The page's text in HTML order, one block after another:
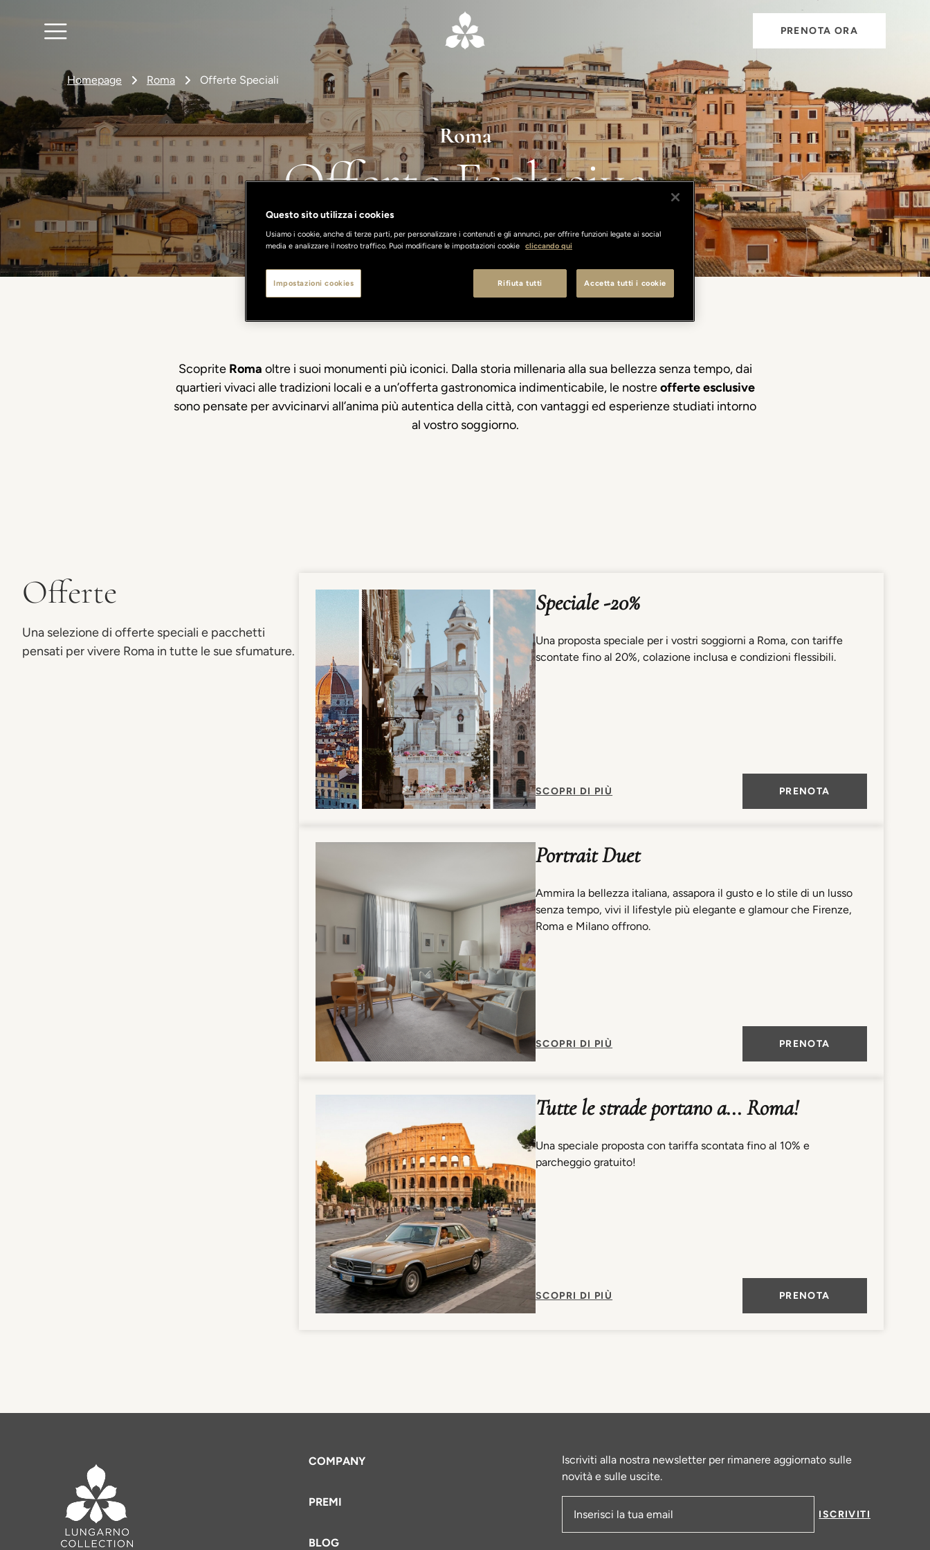
PRENOTA ORA
Homepage Roma Offerte Speciali
Roma
Offerte Esclusive
Scoprite Roma oltre i suoi monumenti più iconici. Dalla storia millenaria alla sua bellezza senza tempo, dai
quartieri vivaci alle tradizioni locali e a un’offerta gastronomica indimenticabile, le nostreofferte esclusive
sono pensate per avvicinarvi all’anima più autentica della città, con vantaggi ed esperienze studiati intorno
al vostro soggiorno.
Offerte
Una selezione di offerte speciali e pacchetti
pensati per vivere Roma in tutte le sue sfumature.
Speciale -20%
Una proposta speciale per i vostri soggiorni a Roma, con tariffe
scontate fino al 20%, colazione inclusa e condizioni flessibili.
SCOPRI DI PIÙ PRENOTA
Portrait Duet
Ammira la bellezza italiana, assapora il gusto e lo stile di un lusso
senza tempo, vivi il lifestyle più elegante e glamour che Firenze,
Roma e Milano offrono.
SCOPRI DI PIÙ PRENOTA
Tutte le strade portano a... Roma!
Una speciale proposta con tariffa scontata fino al 10% e
parcheggio gratuito!
SCOPRI DI PIÙ PRENOTA
COMPANY
PREMI
BLOG
Iscriviti alla nostra newsletter per rimanere aggiornato sulle
novità e sulle uscite.
Indirizzo e-mail
ISCRIVITI
Questo sito utilizza i cookies
Usiamo i cookie, anche di terze parti, per personalizzare i contenuti e gli annunci, per offrire funzioni legate ai social
media e analizzare il nostro traffico. Puoi modificare le impostazioni cookie cliccando qui
Rifiuta tutti Accetta tutti i cookie
Impostazioni cookies